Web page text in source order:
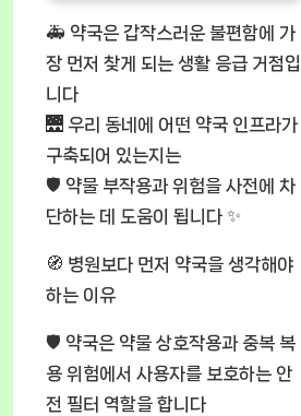
🚑 약국은 갑작스러운 불편함에 가
장 먼저 찾게 되는 생활 응급 거점입
니다
🌉 우리 동네에 어떤 약국 인프라가
구축되어 있는지는
🛡️ 약물 부작용과 위험을 사전에 차
단하는 데 도움이 됩니다 ✨
🧭 병원보다 먼저 약국을 생각해야
하는 이유
🛡️ 약국은 약물 상호작용과 중복 복
용 위험에서 사용자를 보호하는 안
전 필터 역할을 합니다